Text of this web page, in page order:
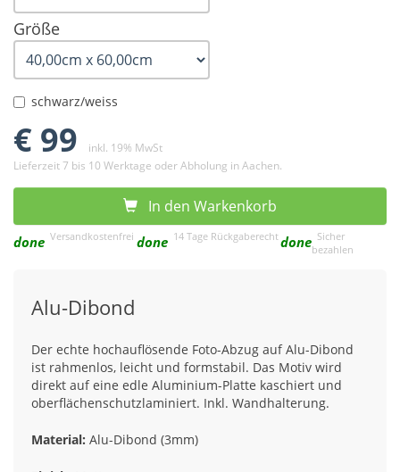
Größe
schwarz/weiss
€ 99
inkl. 19% MwSt
Lieferzeit 7 bis 10 Werktage oder Abholung in Aachen.
In den Warkenkorb
done Versandkostenfrei done 14 Tage Rückgaberechtdone Sicher
bezahlen
Alu-Dibond
Der echte hochauflösende Foto-Abzug auf Alu-Dibond
ist rahmenlos, leicht und formstabil. Das Motiv wird
direkt auf eine edle Aluminium-Platte kaschiert und
oberflächenschutzlaminiert. Inkl. Wandhalterung.
Material: Alu-Dibond (3mm)